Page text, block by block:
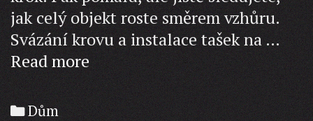
jak celý objekt roste směrem vzhůru.
Svázání krovu a instalace tašek na …
Read more Kdo
zažil
Categories
Dům